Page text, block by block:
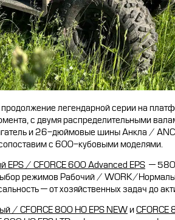
легендарной серии на
с двумя распределительными
и 26-дюймовые шины Анкла /
с 600-кубовыми моделями.
EPS / CFORCE 600 Advanced EPS — 580
режимов Рабочий / WORK/
— от хозяйственных задач до
/ CFORCE 800 HO EPS NEWиCFORCE